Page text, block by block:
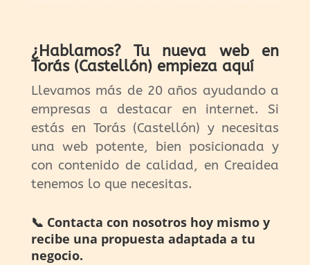
¿Hablamos? Tu nueva web en
Torás (Castellón) empieza aquí
Llevamos más de 20 años ayudando a
empresas a destacar en internet. Si
estás en Torás (Castellón) y necesitas
una web potente, bien posicionada y
con contenido de calidad, en Creaidea
tenemos lo que necesitas.
📞 Contacta con nosotros hoy mismo y
recibe una propuesta adaptada a tu
negocio.